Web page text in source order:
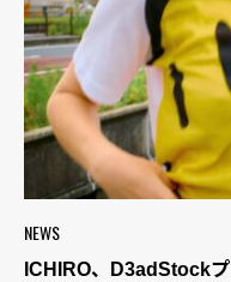
NEWS
ICHIRO、D3adStock